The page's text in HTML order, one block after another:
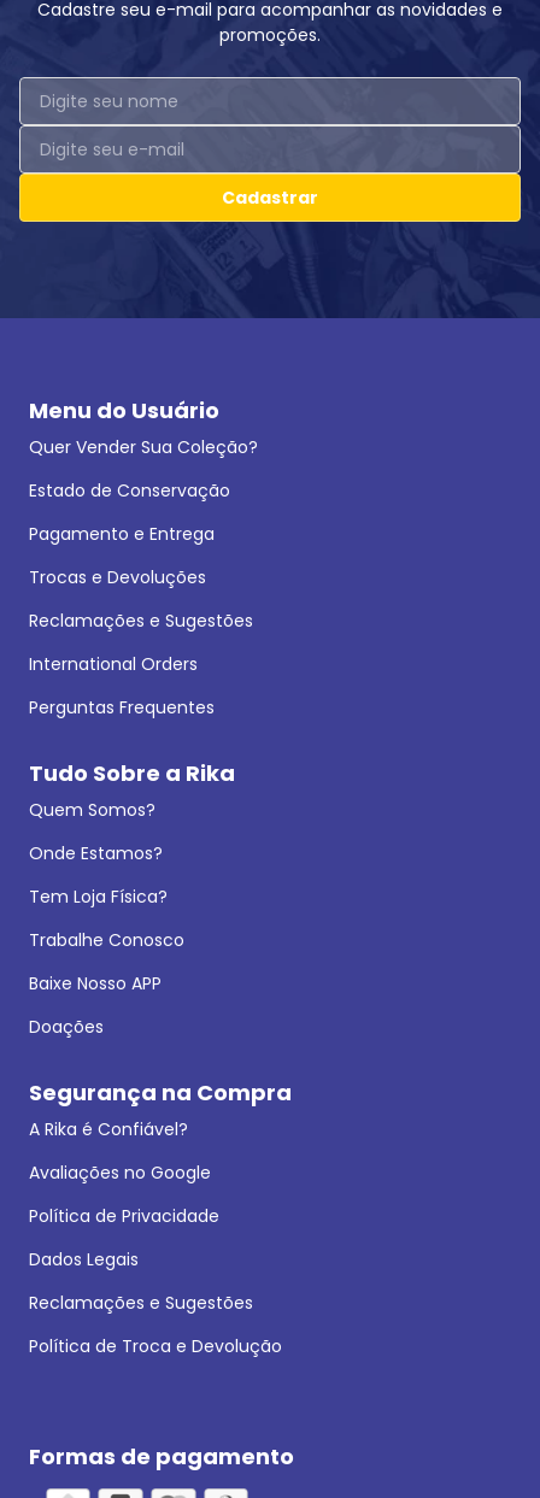
Cadastre seu e-mail para acompanhar as novidades e
promoções.
Cadastrar
Menu do Usuário
Quer Vender Sua Coleção?
Estado de Conservação
Pagamento e Entrega
Trocas e Devoluções
Reclamações e Sugestões
International Orders
Perguntas Frequentes
Tudo Sobre a Rika
Quem Somos?
Onde Estamos?
Tem Loja Física?
Trabalhe Conosco
Baixe Nosso APP
Doações
Segurança na Compra
A Rika é Confiável?
Avaliações no Google
Política de Privacidade
Dados Legais
Reclamações e Sugestões
Política de Troca e Devolução
Formas de pagamento